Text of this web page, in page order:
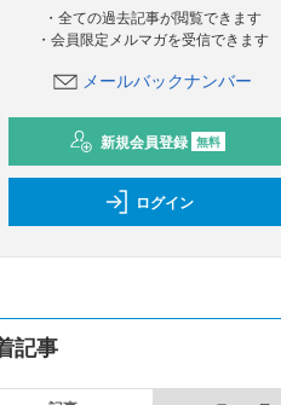
・全ての過去記事が閲覧できます
・会員限定メルマガを受信できます
メールバックナンバー
新規会員登録 無料
ログイン
記事